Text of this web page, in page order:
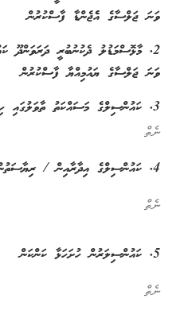
ވަނަ ޖަލްސާގެ އެެޖެންޑާ ފާސްކުރުން
ވަނަ ޖަލްސާގެ ޔައުމިއްޔާ ފާސްކުރުން
3. ކައުންސިލްގެ މަސައްކަތު ތާވަލުގައި ހިމެނޭ ކަންކަމަށް މަޝްވަރާކުރުން
ނެތް
4. ކައުންސިލްގެ އިދާރާއިން / ރިޔާސަތުން ހުށަހަޅާ ކަންކަން
ނެތް
5. ކައުންސިލަރުން ހުށަހަޅާ ކަންކަން
ނެތް